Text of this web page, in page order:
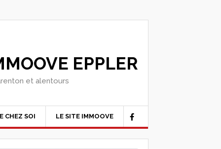
EPPLER
et alentours
CHEZ SOI LE SITE IMMOOVE